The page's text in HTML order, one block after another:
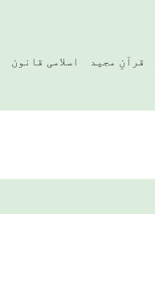
قرآنِ مجید اسلامی قانون